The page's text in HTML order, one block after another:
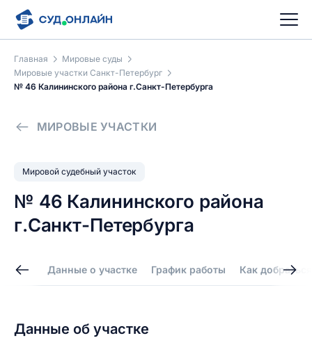
Главная
Мировые суды
Мировые участки Санкт-Петербург
№ 46 Калининского района г.Санкт-Петербурга
МИРОВЫЕ УЧАСТКИ
Мировой судебный участок
№ 46 Калининского района
г.Санкт-Петербурга
Данные о участке График работы Как добраться
Данные об участке